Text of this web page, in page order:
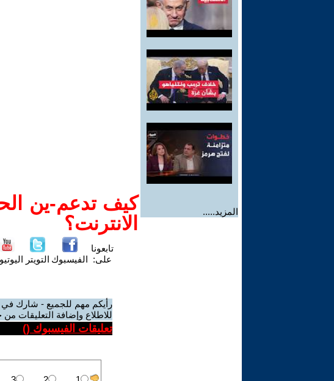
المزيد.....
كيف تدعم-ين
الانترنت؟
تابعونا
على: الفيسبوك التويتر
رأيكم مهم للجميع - شارك في
للاطلاع وإضافة التعليقات
تعليقات الفيسبوك ()